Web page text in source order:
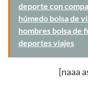
deporte con
húmedo bolsa de
hombres bolsa de
deportes viajes
[naaa